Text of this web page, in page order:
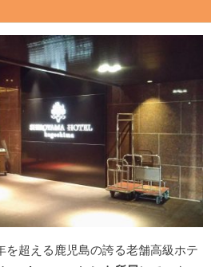
を超える鹿児島の誇る老舗高級ホテ